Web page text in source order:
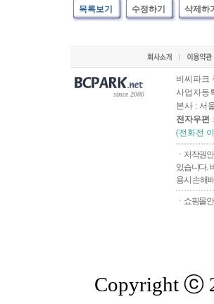
목록보기 수정하기 삭제하기
since 2000
비씨파크
사업자등
본사 : 서
전자우편
(전화전
ㆍ저작권
있습니다.
용시 손해
ㆍ쇼핑몰
Copyright ⓒ